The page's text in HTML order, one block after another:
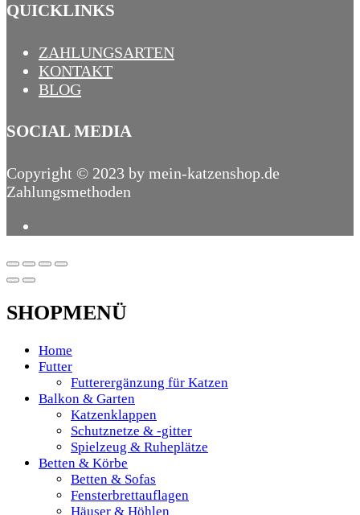
QUICKLINKS
ZAHLUNGSARTEN
KONTAKT
BLOG
SOCIAL MEDIA
Copyright © 2023 by mein-katzenshop.de
Zahlungsmethoden
SHOPMENÜ
Home
Futter
Futterergänzung für Katzen
Balkon & Garten
Katzenklappen
Schutznetze & -gitter
Spielzeug & Ruheplätze
Betten & Körbe
Betten & Sofas
Fensterbrettauflagen
Häuser & Höhlen